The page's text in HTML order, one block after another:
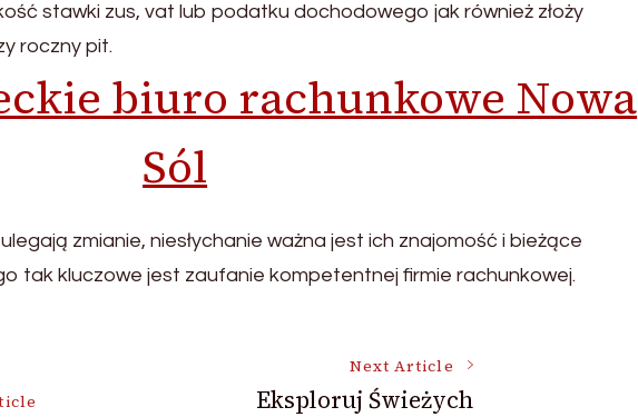
stawki zus, vat lub podatku dochodowego jak również złoży
roczny pit.
biuro rachunkowe Nowa
Sól
zmianie, niesłychanie ważna jest ich znajomość i bieżące
tak kluczowe jest zaufanie kompetentnej firmie rachunkowej.
Next Article
Eksploruj Świeżych